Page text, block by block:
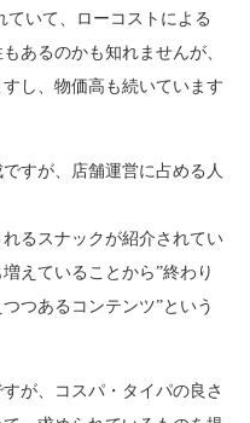
いて、ローコストによる
あるのかも知れませんが、
し、物価高も続いています
すが、店舗運営に占める人
るスナックが紹介されてい
えていることから”終わり
つあるコンテンツ”という
が、コスパ・タイパの良さ